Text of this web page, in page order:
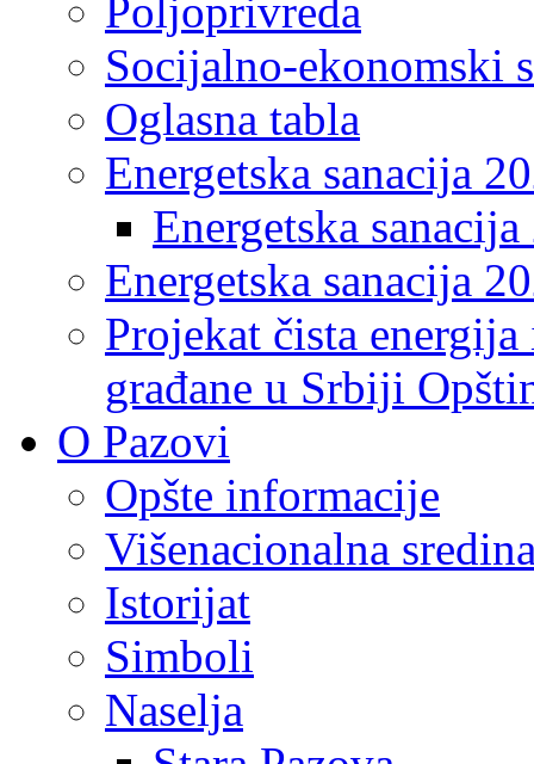
Poljoprivreda
Socijalno-ekonomski
Oglasna tabla
Energetska sanacija
Energetska
Energetska sanacija
Projekat čista
građane u Srbiji
O Pazovi
Opšte informacije
Višenacionalna
Istorijat
Simboli
Naselja